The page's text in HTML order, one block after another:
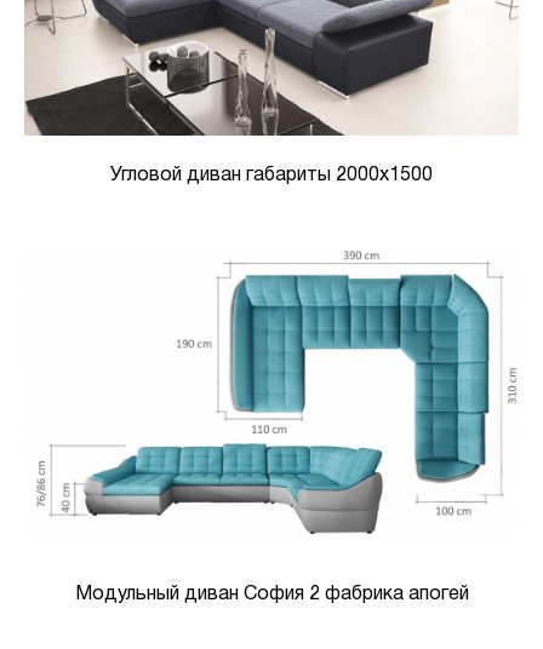
Угловой диван габариты 2000х1500
Модульный диван София 2 фабрика апогей